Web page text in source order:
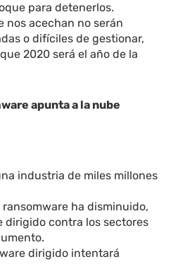
para detenerlos.
nos acechan no serán
o difíciles de gestionar,
2020 será el año de la
apunta a la nube
industria de miles millones
ha disminuido,
dirigido contra los sectores
dirigido intentará